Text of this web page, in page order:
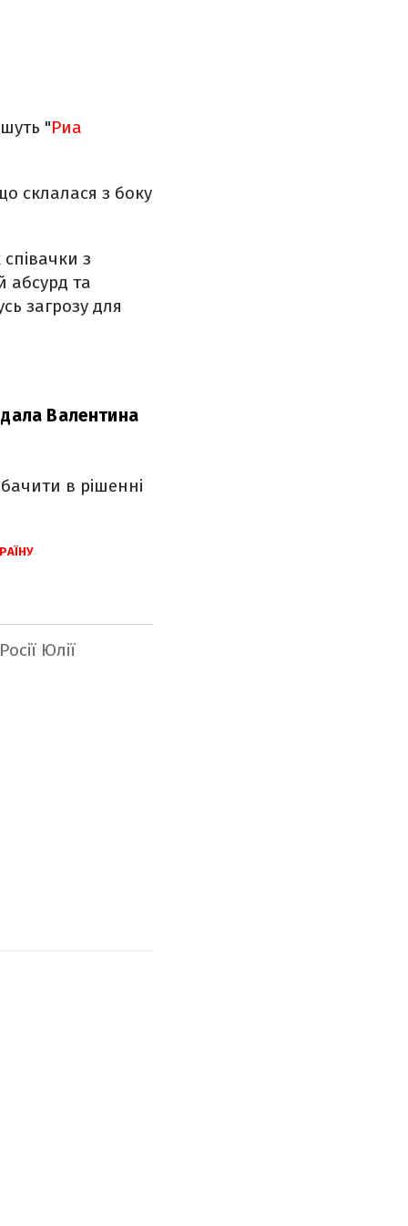
"Риа
склалася з боку
з
абсурд та
загрозу для
Валентина
в рішенні
Юлії